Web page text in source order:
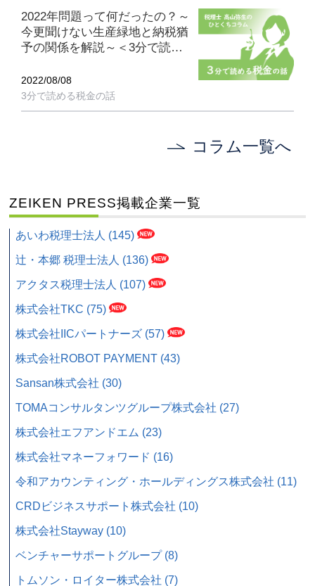
2022年問題って何だったの？～
今更聞けない生産緑地と納税猶
予の関係を解説～＜3分で読め
2022/08/08
3分で読める税金の話
コラム一覧へ
ZEIKEN PRESS掲載企業一覧
あいわ税理士法人 (145)
辻・本郷 税理士法人 (136)
アクタス税理士法人 (107)
株式会社TKC (75)
株式会社IICパートナーズ (57)
株式会社ROBOT PAYMENT (43)
Sansan株式会社 (30)
TOMAコンサルタンツグループ株式会社 (27)
株式会社エフアンドエム (23)
株式会社マネーフォワード (16)
令和アカウンティング・ホールディングス株式会社 (11)
CRDビジネスサポート株式会社 (10)
株式会社Stayway (10)
ベンチャーサポートグループ (8)
トムソン・ロイター株式会社 (7)